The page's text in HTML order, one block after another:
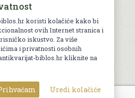
kupnje
Web by
koristi kolačiće kako bi
ovih Internet stranica i
iskustvo. Za više
i privatnosti osobnih
biblos.hr kliknite na
Uredi kolačiće